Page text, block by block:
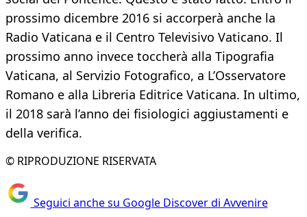
prossimo dicembre 2016 si accorperà anche la
Radio Vaticana e il Centro Televisivo Vaticano. Il
prossimo anno invece toccherà alla Tipografia
Vaticana, al Servizio Fotografico, a L’Osservatore
Romano e alla Libreria Editrice Vaticana. In ultimo,
il 2018 sarà l’anno dei fisiologici aggiustamenti e
della verifica.
© RIPRODUZIONE RISERVATA
Seguici anche su Google Discover di Avvenire